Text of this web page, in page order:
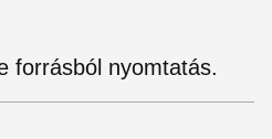
forrásból nyomtatás.